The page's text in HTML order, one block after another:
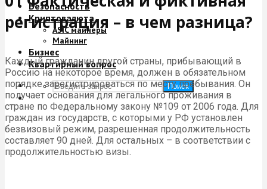
Безопасность
Криптовалюта
ASIC майнеры
Майнинг
Бизнес
Квартирный вопрос
Поиск
регистрация – в чем разница?
Каждый гражданин другой страны, прибывающий в
Россию на некоторое время, должен в обязательном
порядке зарегистрироваться по месту пребывания. Он
получает основания для легального проживания в
стране по Федеральному закону №109 от 2006 года. Для
граждан из государств, с которыми у РФ установлен
безвизовый режим, разрешенная продолжительность
составляет 90 дней. Для остальных – в соответствии с
продолжительностью визы.